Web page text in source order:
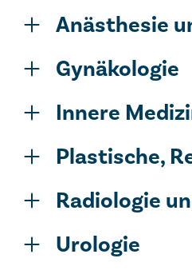
Anästhesie
Gynäkologie
Innere
Plastische,
Radiologie
Urologie